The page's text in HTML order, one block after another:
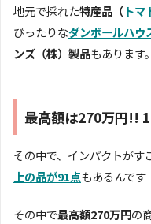
地元で採れた特産品（トマ
ぴったりなダンボールハウ
ンズ（株）製品もあります。
最高額は270万円!!
その中で、インパクトがす
上の品が91点もあるんです
その中で最高額270万円の